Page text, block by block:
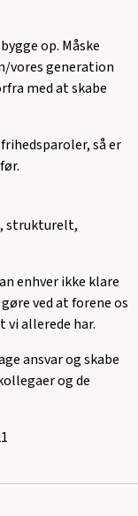
op. Måske
vores generation
med at skabe
så er
strukturelt,
enhver ikke klare
ved at forene os
vi allerede har.
ansvar og skabe
og de